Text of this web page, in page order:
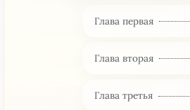
Глава первая
Глава вторая
Глава третья